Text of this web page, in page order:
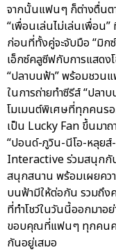
จากนั้นแฟนๆ ก็ต่างตื่นต
“เพื่อนเล่นไม่เล่นเพื่อน
ก่อนที่ทั้งคู่จะจับมือ “มิก
เอ็กซ์คลูซีฟกับการแสดง
“ปลาบนฟ้า” พร้อมชวน
ในการถ่ายทำซีรีส์ “ปลา
โมเมนต์พิเศษที่ทุกคนร
เป็น Lucky Fan ขึ้นมา
“ปอนด์-ภูวิน-นีโอ-หลุย
Interactive ร่วมสนุกกั
สนุกสนาน พร้อมเผยคว
บนฟ้ามีให้ต่อกัน รวมถึง
ที่ทำโชว์ในวันนี้ออกมา
ขอบคุณที่แฟนๆ ทุกคนค
กันอยู่เสมอ